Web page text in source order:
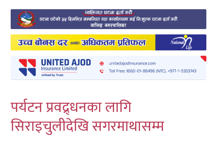
२
बागमती
गण्डकी
कर्णाली
सुदुरपश्चिम
पर्यटन प्रवद्र्धनका लागि
सिराइचुलीदेखि सगरमाथासम्म